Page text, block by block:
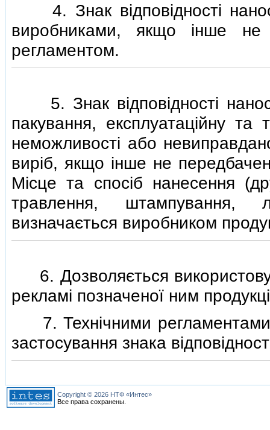
4. Знак вiдповiдностi
виробниками, якщо iнше не
регламентом.
5. Знак вiдповiдностi
пакування, експлуатацiйну
неможливостi або
вирiб, якщо iнше не
Мiсце та спосiб нанесення
травлення, штампування,
визначається виробником
6. Дозволяється
рекламi позначеної ним
7. Технiчними регламентами
застосування знака
Copyright © 2026 НТФ «Интес»
Все права сохранены.